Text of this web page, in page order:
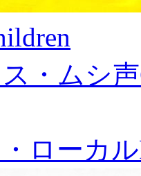
・ムシ声
ローカル